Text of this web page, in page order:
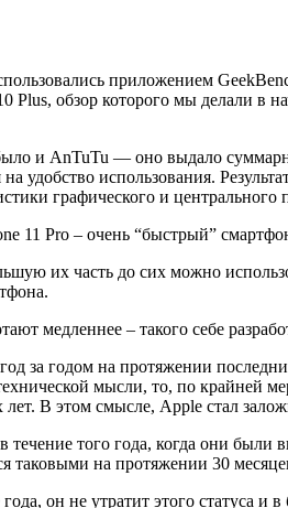
приложением
обзор которого мы делали в
и AnTuTu — оно выдало
удобство использования.
графического и центрального
11 Pro – очень “быстрый”
их часть до сих можно
медленнее – такого себе
за годом на протяжении
мысли, то, по крайней
В этом смысле, Apple стал
того года, когда они
таковыми на протяжении 30
он не утратит этого